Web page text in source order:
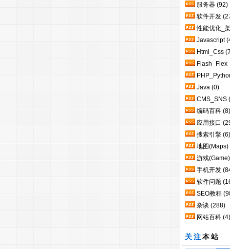
服务器 (92)
软件开发
性能优化_
Javascript
Html_Css
Java (0)
CMS_SNS
编码百科 (8)
应用接口
搜索引擎 (6)
地图(Maps)
游戏(Game)
手机开发
软件问题
SEO教程
杂谈 (288)
网站百科 (4)
关注本站